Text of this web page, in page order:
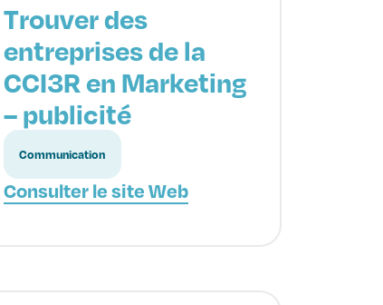
Trouver des
entreprises de la
CCI3R en Marketing
– publicité
Communication
Consulter le site Web